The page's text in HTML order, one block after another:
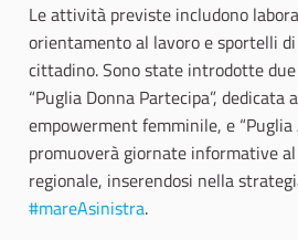
Le attività previste includono
orientamento al lavoro e sportelli
cittadino. Sono state introdotte
“Puglia Donna Partecipa”, dedicata
empowerment femminile, e
promuoverà giornate informative
regionale, inserendosi nella
#mareAsinistra.